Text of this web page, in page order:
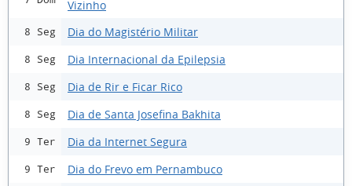
Vizinho
8 Seg Dia do Magistério Militar
8 Seg Dia Internacional da Epilepsia
8 Seg Dia de Rir e Ficar Rico
8 Seg Dia de Santa Josefina Bakhita
9 Ter Dia da Internet Segura
9 Ter Dia do Frevo em Pernambuco